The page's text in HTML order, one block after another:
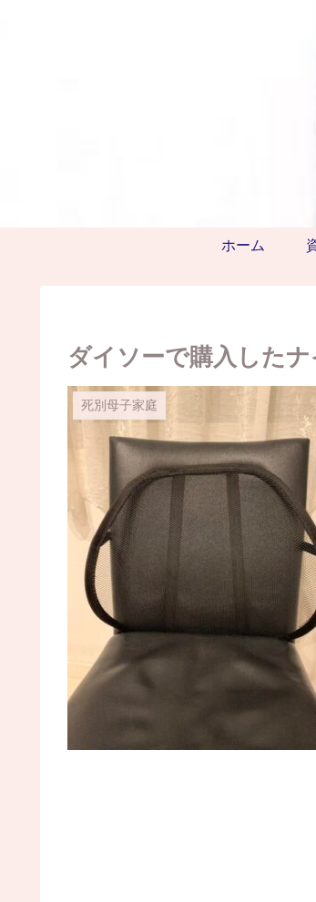
ホーム
ダイソーで購入した
死別母子家庭